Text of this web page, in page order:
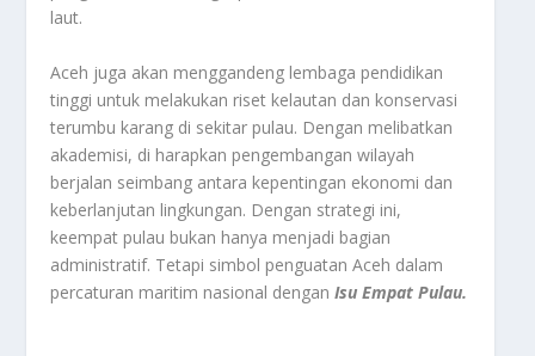
laut.
Aceh juga akan menggandeng lembaga pendidikan
tinggi untuk melakukan riset kelautan dan konservasi
terumbu karang di sekitar pulau. Dengan melibatkan
akademisi, di harapkan pengembangan wilayah
berjalan seimbang antara kepentingan ekonomi dan
keberlanjutan lingkungan. Dengan strategi ini,
keempat pulau bukan hanya menjadi bagian
administratif. Tetapi simbol penguatan Aceh dalam
percaturan maritim nasional denganIsu Empat Pulau.